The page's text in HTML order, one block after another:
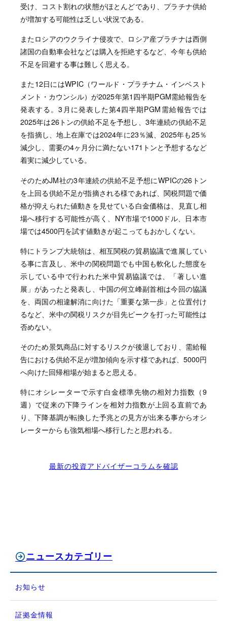
受け、コスト割れの状態がほとんどであり、プラチナ供給
が増加する可能性は乏しい状況である。
またロシアのウクライナ侵攻で、ロシア産プラチナは西側
諸国の自動車会社などは購入を拒絶するなど、今年も供給
不足を回避する事は難しく思える。
また12日にはWPIC（ワールド・プラチナム・インベスト
メント・カウンシル）が2025年第1四半期PGM需給報告を
発表する。3月に発表した第4四半期PGM需給報告では
2025年は26トンの供給不足を予想し、3年連続の供給不足
を指摘し、地上在庫では2024年に23％減、2025年も25％
減少し、需要の4ヶ月分に満たない171トンと予想するなど
着実に減少している。
そのためJM社の3年連続の供給不足予想にWPICの26トン
を上回る供給不足が指摘される様であれば、関税問題で価
格が抑えられた値動きを見せている白金価格は、見直し相
場へ移行する可能性が高く、NY市場で1000ドル、日本市
場では4500円を試す値動きが起こってもおかしくない。
特にトランプ大統領は、相互関税の貿易協議で進展してい
る事に言及し、米中の関税問題でも中国も軟化した態度を
示している中で行われた米中貿易協議では、「著しい進
展」があったと発表し、中国の何立峰副首相は今回の協議
を、両国の相違解消に向けた「重要な第一歩」と位置付け
るなど、米中の関税リスクが目先ピークを打った可能性は
否めない。
そのため景気商品に対するリスクが後退しており、需給報
告における供給不足が増加傾向を示す様であれば、5000円
へ向けた回帰相場が始まると思える。
特にオシレーターで示す白金標準先物の相対力指数（9
週）で従来の下降ラインを相対力指数が上回る直前であ
り、下降基調が転換した予兆との見方が出来る事からオシ
レーターからも強気相場へ移行したと思われる。
最新の投資アドバイザーコラムを確認
ニュースカテゴリー
お知らせ
証拠金情報